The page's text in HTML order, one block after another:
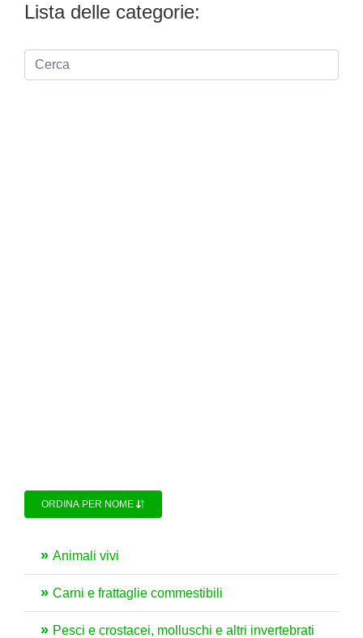
Lista delle categorie:
ORDINA PER NOME
Animali vivi
Carni e frattaglie commestibili
Pesci e crostacei, molluschi e altri invertebrati